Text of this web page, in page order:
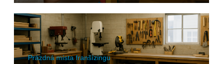
Prázdná místa franšízingu